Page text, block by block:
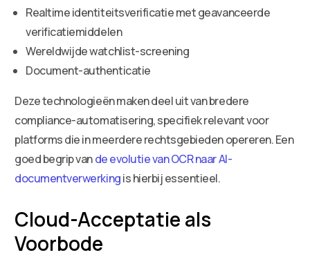
Realtime identiteitsverificatie met geavanceerde
verificatiemiddelen
Wereldwijde watchlist-screening
Document-authenticatie
Deze technologieën maken deel uit van bredere
compliance-automatisering, specifiek relevant voor
platforms die in meerdere rechtsgebieden opereren. Een
goed begrip vande evolutie van OCR naar AI-
documentverwerkingis hierbij essentieel.
Cloud-Acceptatie als
Voorbode